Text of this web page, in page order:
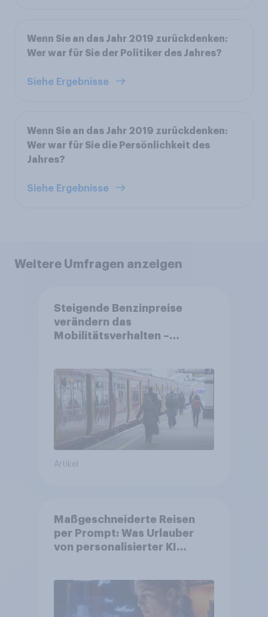
Wenn Sie an das Jahr 2019 zurückdenken:
Wer war für Sie der Politiker des Jahres?
Siehe Ergebnisse
Wenn Sie an das Jahr 2019 zurückdenken:
Wer war für Sie die Persönlichkeit des
Jahres?
Siehe Ergebnisse
Weitere Umfragen anzeigen
Steigende Benzinpreise
verändern das
Mobilitätsverhalten –
auf öffentliche
Verkehrsmittel um
Artikel
Maßgeschneiderte Reisen
per Prompt: Was Urlauber
von personalisierter KI
bereits genutzt werden